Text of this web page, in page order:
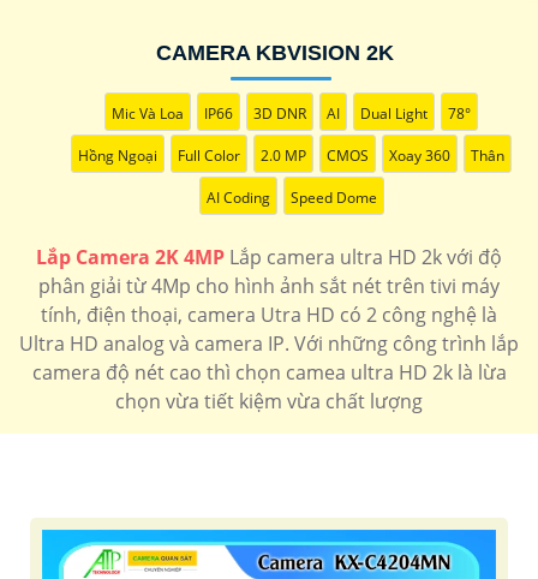
LOẠI CAMERA ULTRA 2K
💎 Trọn Bộ Camera 2K
7.400.000 VNĐBộ 4 camera sắt nét tích hợp micro giá rẻCamera Gia
Đình
🗂 Camera wifi 360 Siêu Nét
1.400.000 VNĐhổ trợ thẻ nhớ độ phân giải 4mp hồng ngoại 10m IPC-
A42P-D-V2
📶 Camera Siêu nét 4MP Kbvision
1.900.000 VNĐCamera hình ảnh sắt nét 4MP tích hợp báo động kbvision
kx-caif4003n-dl-ab
🌟 camera Wifi Siêu Nét
1.700.000 VNĐĐộ phân gải 2k thiết kế dome up trần tích hợp microIPC-
CAMERA KBVISION 2K
Mic Và Loa IP66 3D DNR AI Dual Light 78°
Hồng Ngoại Full Color 2.0 MP CMOS Xoay 360 Thân
AI Coding Speed Dome
Lắp Camera 2K 4MP Lắp camera ultra HD 2k với độ
phân giải từ 4Mp cho hình ảnh sắt nét trên tivi máy
tính, điện thoại, camera Utra HD có 2 công nghệ là
Ultra HD analog và camera IP. Với những công trình lắp
camera độ nét cao thì chọn camea ultra HD 2k là lừa
chọn vừa tiết kiệm vừa chất lượng